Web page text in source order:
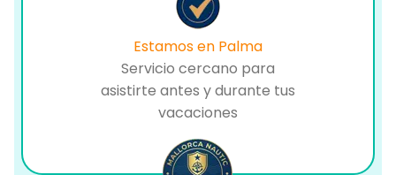
Estamos en Palma
Servicio cercano para
asistirte antes y durante tus
vacaciones